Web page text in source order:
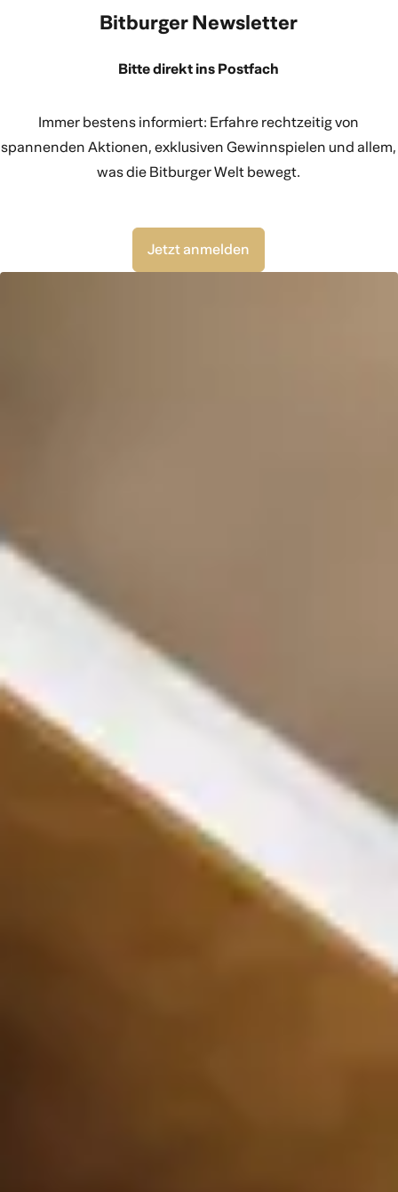
Bitburger Newsletter
Bitte direkt ins Postfach
Immer bestens informiert: Erfahre rechtzeitig von
spannenden Aktionen, exklusiven Gewinnspielen und allem,
was die Bitburger Welt bewegt.
Jetzt anmelden